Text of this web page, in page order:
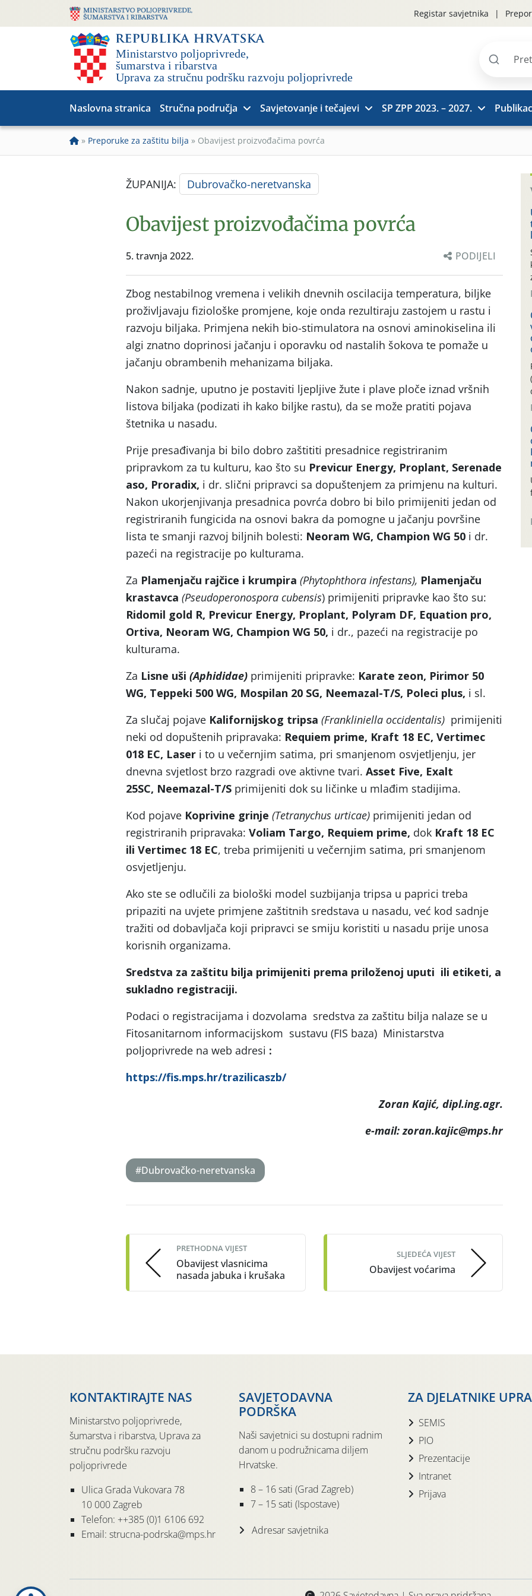
Registar savjetnika
Pretraži
Naslovna stranica Stručna područja Savjetovanje i tečajevi SP ZPP 2023. – 2027.
» Preporuke za zaštitu bilja » Obavijest proizvođačima povrća
ŽUPANIJA: Dubrovačko-neretvanska
Obavijest proizvođačima povrća
5. travnja 2022. PODIJELI
Zbog nestabilnog vremena i velikih dnevnih oscilacija temperatura, biljke
proživljavaju fiziološke promjene, koje onda rezultiraju zastojem u rastu i
razvoju biljaka. Primjena nekih bio-stimulatora na osnovi aminokiselina ili
algi znatno doprinosi jačanju i oporavku od nastalih šokova te pomaže u
jačanju obrambenih mehanizama biljaka.
Nakon sadnje, uputno je postaviti ljepljive žute i plave ploče iznad vršnih
listova biljaka (podizati ih kako biljke rastu), da se može pratiti pojava
štetnika u nasadu.
Prije presađivanja bi bilo dobro zaštititi presadnice registriranim
pripravkom za tu kulturu, kao što su Previcur Energy, Proplant, Serenade
aso, Proradix, i dr. slični pripravci sa dopuštenjem za primjenu na kulturi.
Nakon ukorjenjivanja presadnica povrća dobro bi bilo primijeniti jedan od
registriranih fungicida na osnovi bakra da pomogne u jačanju površine
lista te smanji razvoj biljnih bolesti: Neoram WG, Champion WG 50 i dr.
pazeći na registracije po kulturama.
Za Plamenjaču rajčice i krumpira (Phytophthora infestans), Plamenjaču
krastavca (Pseudoperonospora cubensis) primijeniti pripravke kao što su:
Ridomil gold R, Previcur Energy, Proplant, Polyram DF, Equation pro,
Ortiva, Neoram WG, Champion WG 50, i dr., pazeći na registracije po
kulturama.
Za Lisne uši (Aphididae) primijeniti pripravke: Karate zeon, Pirimor 50
WG, Teppeki 500 WG, Mospilan 20 SG, Neemazal-T/S, Poleci plus, i sl.
Za slučaj pojave Kalifornijskog tripsa (Frankliniella occidentalis) primijeniti
neki od dopuštenih pripravaka: Requiem prime, Kraft 18 EC, Vertimec
018 EC, Laser i to u večernjim satima, pri smanjenom osvjetljenju, jer
dnevna svjetlost brzo razgradi ove aktivne tvari. Asset Five, Exalt
25SC, Neemazal-T/S primijeniti dok su ličinke u mlađim stadijima.
Kod pojave Koprivine grinje (Tetranychus urticae) primijeniti jedan od
registriranih pripravaka: Voliam Targo, Requiem prime, dok Kraft 18 EC
ili Vertimec 18 EC, treba primijeniti u večernjim satima, pri smanjenom
osvjetljenju.
Ako ste se odlučili za biološki model suzbijanja tripsa u paprici treba
pripaziti na uvjete primjene zaštitnih sredstava u nasadu, već kod sadnje
tražiti od dobavljača koji pripravci se smiju koristiti u nasadu prije unosa
korisnih organizama.
Sredstva za zaštitu bilja primijeniti prema priloženoj uputi ili etiketi, a
sukladno registraciji.
Podaci o registracijama i dozvolama sredstva za zaštitu bilja nalaze se u
Fitosanitarnom informacijskom sustavu (FIS baza) Ministarstva
poljoprivrede na web adresi :
https://fis.mps.hr/trazilicaszb/
Zoran Kajić, dipl.ing.agr.
e-mail: zoran.kajic@mps.hr
#Dubrovačko-neretvanska
navigation
PRETHODNA VIJEST
Obavijest vlasnicima
nasada jabuka i krušaka
SLJEDEĆA VIJEST
Obavijest voćarima
KONTAKTIRAJTE NAS
Ministarstvo poljoprivrede,
šumarstva i ribarstva, Uprava za
stručnu podršku razvoju
poljoprivrede
Ulica Grada Vukovara 78
10 000 Zagreb
Telefon: ++385 (0)1 6106 692
Email: strucna-podrska@mps.hr
SAVJETODAVNA
PODRŠKA
Naši savjetnici su dostupni radnim
danom u podružnicama diljem
Hrvatske.
8 – 16 sati (Grad Zagreb)
7 – 15 sati (Ispostave)
Adresar savjetnika
ZA DJELATNIKE
SEMIS
PIO
Prezentacije
Intranet
Prijava